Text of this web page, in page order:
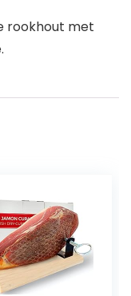
rookhout met